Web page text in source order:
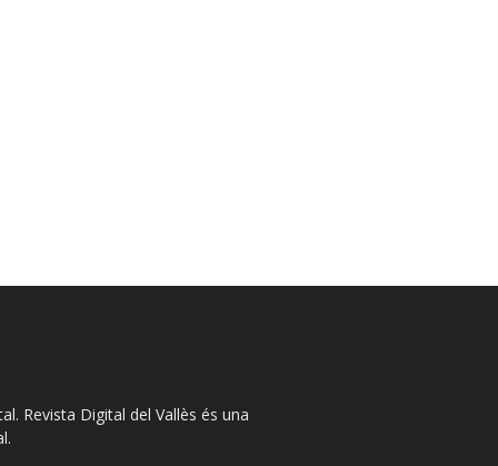
Revista Digital del Vallès és una